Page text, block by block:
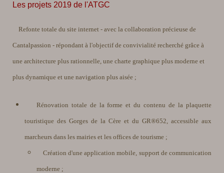
Les projets 2019 de l'ATGC
Refonte totale du site internet - avec la collaboration précieuse de
Cantalpassion - répondant à l'objectif de convivialité recherché grâce à
une architecture plus rationnelle, une charte graphique plus moderne et
plus dynamique et une navigation plus aisée ;
Rénovation totale de la forme et du contenu de la plaquette
touristique des Gorges de la Cère et du GR®652, accessible aux
marcheurs dans les mairies et les offices de tourisme ;
Création d'une application mobile, support de communication
moderne ;